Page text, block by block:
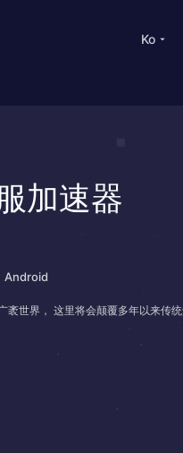
ko
加速器
Android
世界， 这里将会颠覆多年以来传